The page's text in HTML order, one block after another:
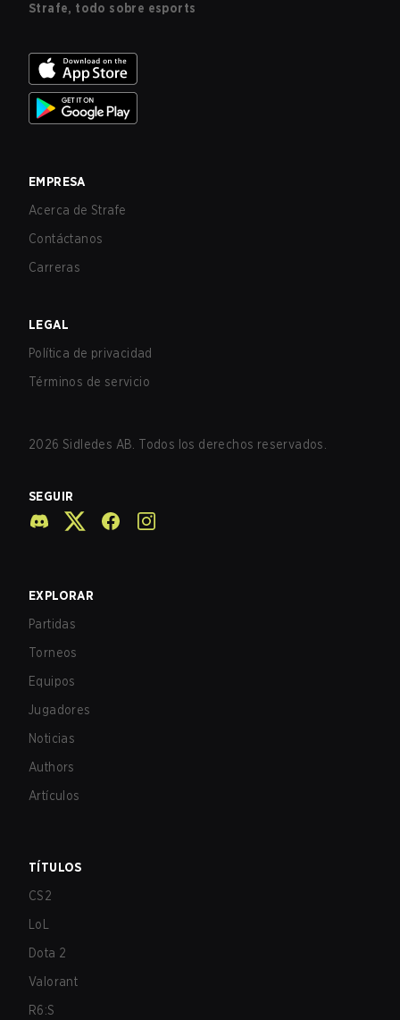
Strafe, todo sobre esports
EMPRESA
Acerca de Strafe
Contáctanos
Carreras
LEGAL
Política de privacidad
Términos de servicio
2026 Sidledes AB. Todos los derechos reservados.
SEGUIR
EXPLORAR
Partidas
Torneos
Equipos
Jugadores
Noticias
Authors
Artículos
TÍTULOS
CS2
LoL
Dota 2
Valorant
R6:S